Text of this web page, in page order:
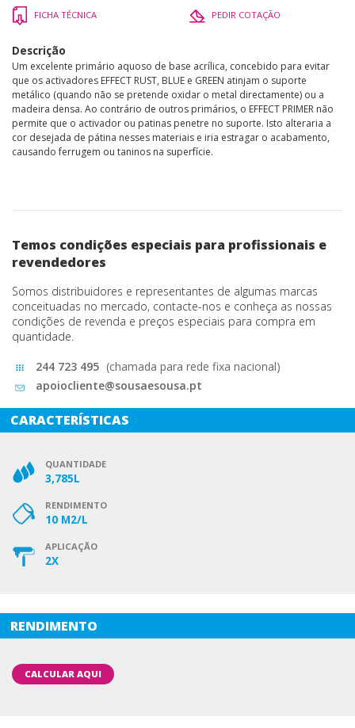
FICHA TÉCNICA PEDIR COTAÇÃO
Descrição
Um excelente primário aquoso de base acrílica, concebido para evitar
que os activadores EFFECT RUST, BLUE e GREEN atinjam o suporte
metálico (quando não se pretende oxidar o metal directamente) ou a
madeira densa. Ao contrário de outros primários, o EFFECT PRIMER não
permite que o activador ou patinas penetre no suporte. Isto alteraria a
cor desejada de pátina nesses materiais e iria estragar o acabamento,
causando ferrugem ou taninos na superfície.
Temos condições especiais para profissionais e
revendedores
Somos distribuidores e representantes de algumas marcas
conceituadas no mercado, contacte-nos e conheça as nossas
condições de revenda e preços especiais para compra em
quantidade.
244 723 495 (chamada para rede fixa nacional)
apoiocliente@sousaesousa.pt
CARACTERÍSTICAS
QUANTIDADE
3,785L
RENDIMENTO
10 M2/L
APLICAÇÃO
2X
RENDIMENTO
CALCULAR AQUI